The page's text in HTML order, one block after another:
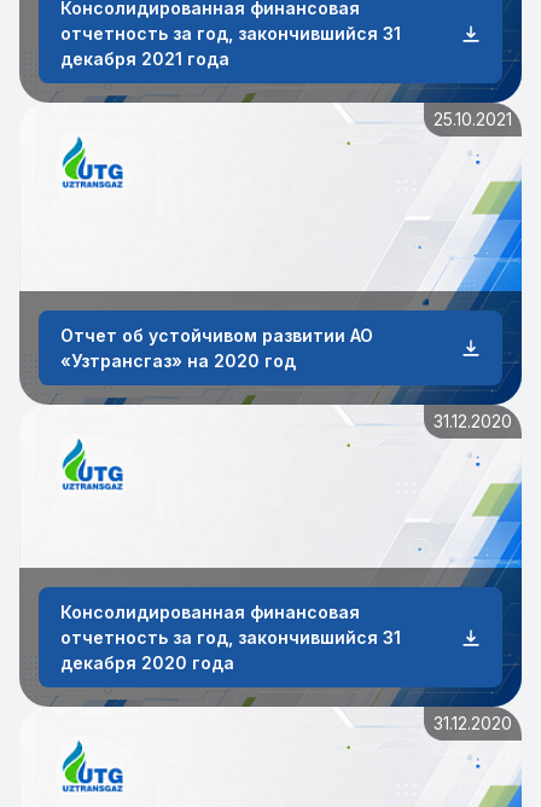
Консолидированная финансовая
отчетность за год, закончившийся 31
декабря 2021 года
25.10.2021
Отчет об устойчивом развитии АО
«Узтрансгаз» на 2020 год
31.12.2020
Консолидированная финансовая
отчетность за год, закончившийся 31
декабря 2020 года
31.12.2020